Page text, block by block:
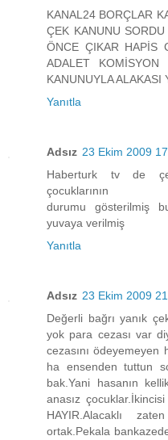
KANAL24 BORÇLAR
ÇEK KANUNU
ÖNCE ÇIKAR HAPİS
ADALET KOMİSYON
KANUNUYLA ALAKASI
Yanıtla
Adsız 23 Ekim 2009
Haberturk tv de
çocuklarının
durumu gösterilmiş
yuvaya verilmiş
Yanıtla
Adsız 23 Ekim 2009
Değerli bağrı yanık
yok para cezası var
cezasını ödeyemeyen
ha ensenden tuttun
bak.Yani hasanın
anasız
HAYIR.Alacaklı
ortak.Pekala